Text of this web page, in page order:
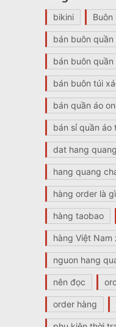
bikini
bán buôn quần
bán buôn
bán buôn túi
bán quần áo
bán sỉ quần áo
dat hang
hang quang
hàng order là gì
hàng taobao
hàng Việt Nam
nguon hang
nên đọc
order hàng